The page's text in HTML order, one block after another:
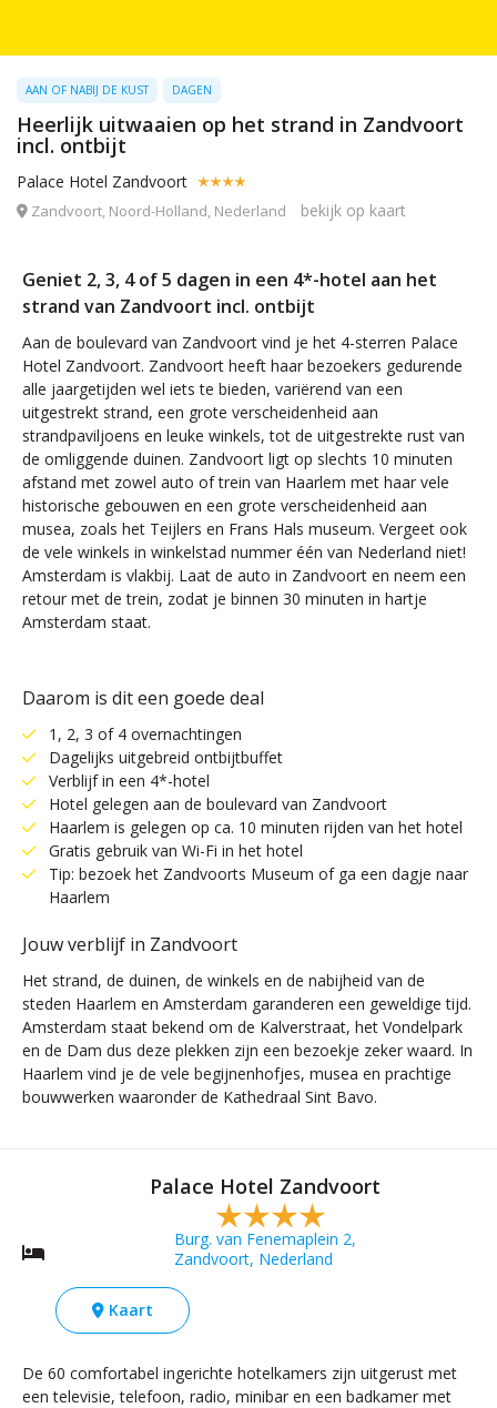
AAN OF NABIJ DE KUST DAGEN
Heerlijk uitwaaien op het strand in Zandvoort
incl. ontbijt
Palace Hotel Zandvoort
Zandvoort, Noord-Holland, Nederland bekijk op kaart
Geniet 2, 3, 4 of 5 dagen in een 4*-hotel aan het
strand van Zandvoort incl. ontbijt
Aan de boulevard van Zandvoort vind je het 4-sterren Palace
Hotel Zandvoort. Zandvoort heeft haar bezoekers gedurende
alle jaargetijden wel iets te bieden, variërend van een
uitgestrekt strand, een grote verscheidenheid aan
strandpaviljoens en leuke winkels, tot de uitgestrekte rust van
de omliggende duinen. Zandvoort ligt op slechts 10 minuten
afstand met zowel auto of trein van Haarlem met haar vele
historische gebouwen en een grote verscheidenheid aan
musea, zoals het Teijlers en Frans Hals museum. Vergeet ook
de vele winkels in winkelstad nummer één van Nederland niet!
Amsterdam is vlakbij. Laat de auto in Zandvoort en neem een
retour met de trein, zodat je binnen 30 minuten in hartje
Amsterdam staat.
Daarom is dit een goede deal
1, 2, 3 of 4 overnachtingen
Dagelijks uitgebreid ontbijtbuffet
Verblijf in een 4*-hotel
Hotel gelegen aan de boulevard van Zandvoort
Haarlem is gelegen op ca. 10 minuten rijden van het hotel
Gratis gebruik van Wi-Fi in het hotel
Tip: bezoek het Zandvoorts Museum of ga een dagje naar
Haarlem
Jouw verblijf in Zandvoort
Het strand, de duinen, de winkels en de nabijheid van de
steden Haarlem en Amsterdam garanderen een geweldige tijd.
Amsterdam staat bekend om de Kalverstraat, het Vondelpark
en de Dam dus deze plekken zijn een bezoekje zeker waard. In
Haarlem vind je de vele begijnenhofjes, musea en prachtige
bouwwerken waaronder de Kathedraal Sint Bavo.
Palace Hotel Zandvoort
Burg. van Fenemaplein 2,
Zandvoort, Nederland
Kaart
De 60 comfortabel ingerichte hotelkamers zijn uitgerust met
een televisie, telefoon, radio, minibar en een badkamer met